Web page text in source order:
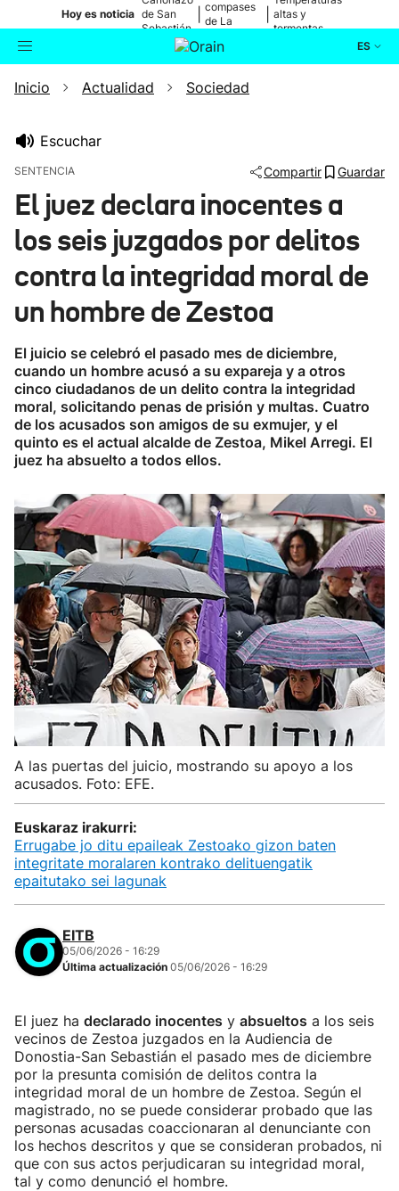
Hoy es noticia de San
Sebastián
compases
de La
altas y
tormentas
ES
Buscador Actualidad
Ikusmiran
Eguraldia
Inicio Actualidad Sociedad
Escuchar
SENTENCIA Compartir Guardar
El juez declara inocentes a
los seis juzgados por delitos
contra la integridad moral de
un hombre de Zestoa
El juicio se celebró el pasado mes de diciembre,
cuando un hombre acusó a su expareja y a otros
cinco ciudadanos de un delito contra la integridad
moral, solicitando penas de prisión y multas. Cuatro
de los acusados son amigos de su exmujer, y el
quinto es el actual alcalde de Zestoa, Mikel Arregi. El
juez ha absuelto a todos ellos.
A las puertas del juicio, mostrando su apoyo a los
acusados. Foto: EFE.
Euskaraz irakurri:
Errugabe jo ditu epaileak Zestoako gizon baten
integritate moralaren kontrako delituengatik
epaitutako sei lagunak
EITB
05/06/2026 - 16:29
Última actualización 05/06/2026 - 16:29
El juez ha declarado inocentes y absueltos a los seis
vecinos de Zestoa juzgados en la Audiencia de
Donostia-San Sebastián el pasado mes de diciembre
por la presunta comisión de delitos contra la
integridad moral de un hombre de Zestoa. Según el
magistrado, no se puede considerar probado que las
personas acusadas coaccionaran al denunciante con
los hechos descritos y que se consideran probados, ni
que con sus actos perjudicaran su integridad moral,
tal y como denunció el hombre.